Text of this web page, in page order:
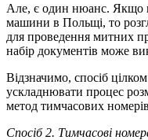
Але, є один нюанс. Якщо
машини в Польщі, то
для проведення митних
набір документів може
Відзначимо, спосіб
ускладнювати процес
метод тимчасових
Спосіб 2. Тимчасові